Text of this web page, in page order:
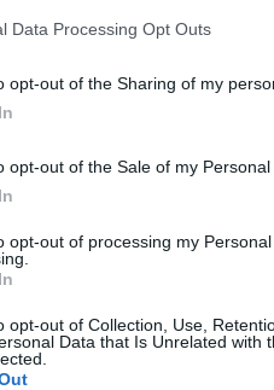
Data Processing Opt Outs
opt-out of the Sharing of my
opt-out of the Sale of my Personal
opt-out of processing my
opt-out of Collection, Use,
Data that Is Unrelated with
más, mint a tél, a betegségek
űzték el a rosszat – ahogy
így siettették meg egy kis